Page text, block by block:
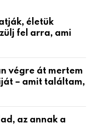
életük
fel arra, ami
végre át mertem
– amit találtam,
az annak a